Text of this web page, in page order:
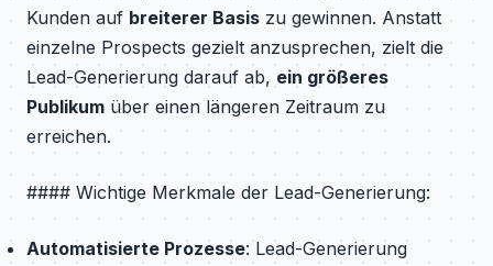
Kunden auf breiterer Basis zu gewinnen. Anstatt
einzelne Prospects gezielt anzusprechen, zielt die
Lead-Generierung darauf ab, ein größeres
Publikum über einen längeren Zeitraum zu
erreichen.
#### Wichtige Merkmale der Lead-Generierung:
Automatisierte Prozesse: Lead-Generierung